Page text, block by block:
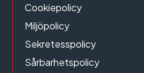
Cookiepolicy
Miljöpolicy
Sekretesspolicy
Sårbarhetspolicy